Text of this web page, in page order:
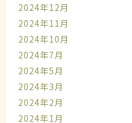
2024年12月
2024年11月
2024年10月
2024年7月
2024年5月
2024年3月
2024年2月
2024年1月